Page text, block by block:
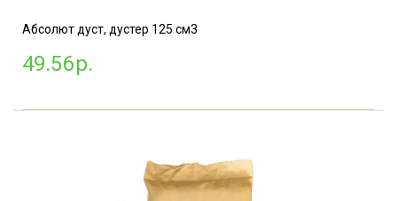
Абсолют дуст, дустер 125 см3
49.56р.